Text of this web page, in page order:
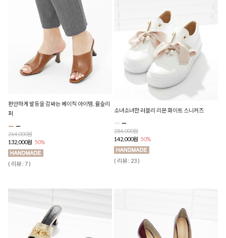
편안하게 발등을 감싸는 베이직 아이템, 뮬슬리
퍼
264,000원
132,000원 50%
( 리뷰 : 7 )
소녀소녀한 러블리 리본 화이트 스니커즈
284,000원
142,000원 50%
( 리뷰 : 23 )